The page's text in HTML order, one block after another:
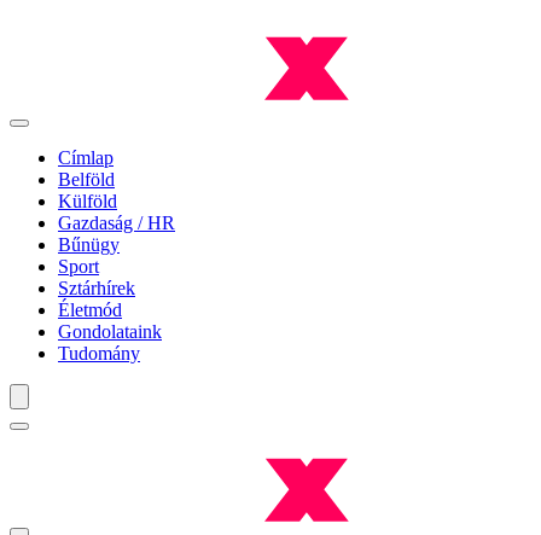
Címlap
Belföld
Külföld
Gazdaság / HR
Bűnügy
Sport
Sztárhírek
Életmód
Gondolataink
Tudomány